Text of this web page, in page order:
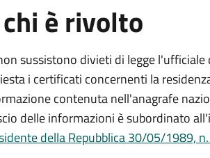
è rivolto
sussistono divieti di legge
i certificati concernenti la
contenuta nell'anagrafe
delle informazioni è subordinato
della Repubblica 30/05/1989,